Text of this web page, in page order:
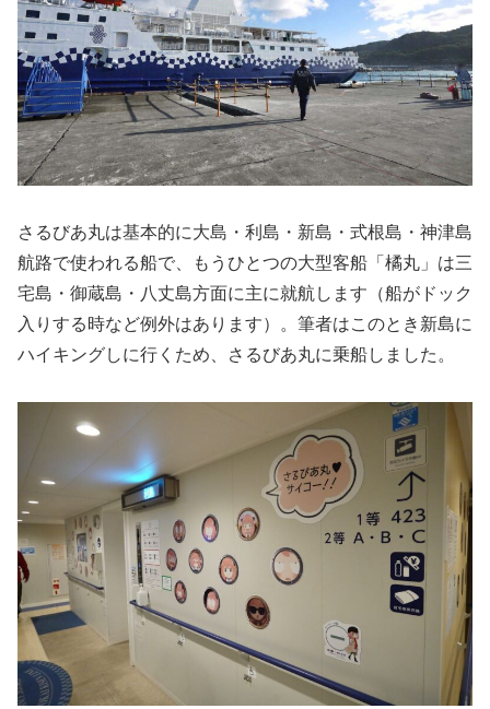
さるびあ丸は基本的に大島・利島・新島・式根島・神津島
航路で使われる船で、もうひとつの大型客船「橘丸」は三
宅島・御蔵島・八丈島方面に主に就航します（船がドック
入りする時など例外はあります）。筆者はこのとき新島に
ハイキングしに行くため、さるびあ丸に乗船しました。